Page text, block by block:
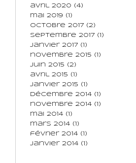
avril 2020 (4)
mai 2019 (1)
octobre 2017 (2)
septembre 2017 (1)
janvier 2017 (1)
novembre 2015 (1)
juin 2015 (2)
avril 2015 (1)
janvier 2015 (1)
décembre 2014 (1)
novembre 2014 (1)
mai 2014 (1)
mars 2014 (1)
février 2014 (1)
janvier 2014 (1)